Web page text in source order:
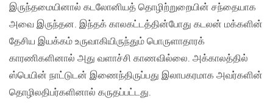
இருந்தமையினால் கடலோனியத் தொழிற்றுறையின் சந்தையாக
அவை இருந்தன. இந்தக் காலகட்டத்தின்போது கடலன் மக்களின்
தேசிய இயக்கம் உருவாகியிருந்தும் பொருளாதாரக்
காரணிகளினால் அது வளாச்சி காணவில்லை. அக்காலத்தில்
ஸ்பெயின் நாட்டுடன் இணைந்திருப்பது இலாபகரமாக அவர்களின்
தொழிலதிபர்களினால் கருதப்பட்டது.